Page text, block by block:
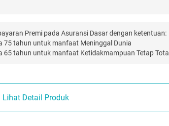
Premi pada Asuransi Dasar dengan ketentuan:
75 tahun untuk manfaat Meninggal Dunia
tahun untuk manfaat Ketidakmampuan Tetap Total
Lihat Detail Produk